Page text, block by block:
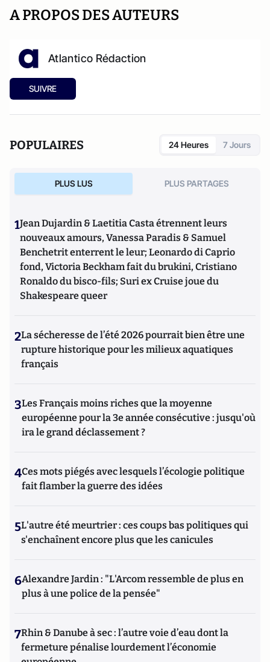
A PROPOS DES AUTEURS
Atlantico Rédaction
SUIVRE
POPULAIRES 24 Heures 7 Jours
PLUS LUS PLUS PARTAGES
1Jean Dujardin & Laetitia Casta étrennent leurs
nouveaux amours, Vanessa Paradis & Samuel
Benchetrit enterrent le leur; Leonardo di Caprio
fond, Victoria Beckham fait du brukini, Cristiano
Ronaldo du bisco-fils; Suri ex Cruise joue du
Shakespeare queer
2La sécheresse de l’été 2026 pourrait bien être une
rupture historique pour les milieux aquatiques
français
3Les Français moins riches que la moyenne
européenne pour la 3e année consécutive : jusqu'où
ira le grand déclassement ?
4Ces mots piégés avec lesquels l’écologie politique
fait flamber la guerre des idées
5L'autre été meurtrier : ces coups bas politiques qui
s'enchaînent encore plus que les canicules
6Alexandre Jardin : "L'Arcom ressemble de plus en
plus à une police de la pensée"
7Rhin & Danube à sec : l’autre voie d’eau dont la
fermeture pénalise lourdement l’économie